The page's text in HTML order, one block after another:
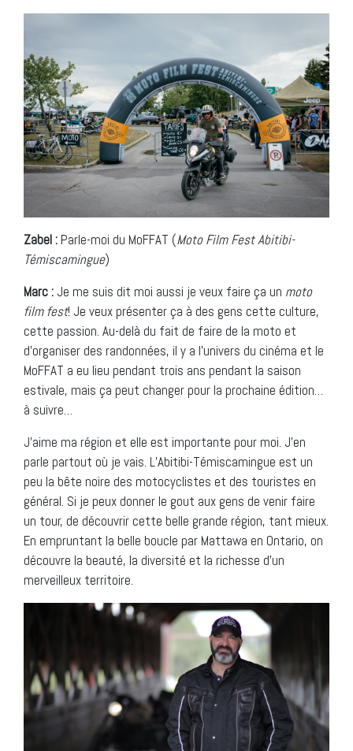
Zabel : Parle-moi du MoFFAT (Moto Film Fest Abitibi-
Témiscamingue)
Marc : Je me suis dit moi aussi je veux faire ça un moto
film fest! Je veux présenter ça à des gens cette culture,
cette passion. Au-delà du fait de faire de la moto et
d’organiser des randonnées, il y a l’univers du cinéma et le
MoFFAT a eu lieu pendant trois ans pendant la saison
estivale, mais ça peut changer pour la prochaine édition…
à suivre…
J’aime ma région et elle est importante pour moi. J’en
parle partout où je vais. L’Abitibi-Témiscamingue est un
peu la bête noire des motocyclistes et des touristes en
général. Si je peux donner le gout aux gens de venir faire
un tour, de découvrir cette belle grande région, tant mieux.
En empruntant la belle boucle par Mattawa en Ontario, on
découvre la beauté, la diversité et la richesse d’un
merveilleux territoire.